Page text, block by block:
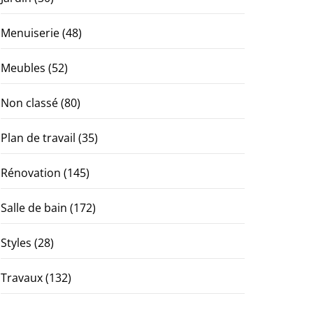
Menuiserie(48)
Meubles (52)
Non classé(80)
Plan de travail (35)
Rénovation (145)
Salle de bain (172)
Styles (28)
Travaux(132)